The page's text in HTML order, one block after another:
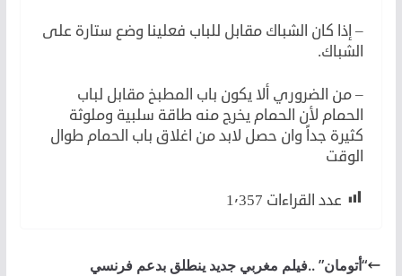
– إذا كان الشباك مقابل للباب فعلينا وضع ستارة على
الشباك.
– من الضروري ألا يكون باب المطبخ مقابل لباب
الحمام لأن الحمام يخرج منه طاقة سلبية وملوثة
كثيرة جداً وان حصل لابد من اغلاق باب الحمام طوال
الوقت
عدد القراءات 1٬357
“أتومان” ..فيلم مغربي جديد ينطلق بدعم فرنسي